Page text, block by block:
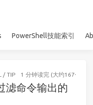
PowerShell技能索引
/ TIP 1 分钟读完 (大约167个字)
滤命令输出的